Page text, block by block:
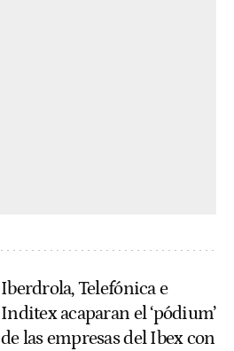
Iberdrola, Telefónica e
Inditex acaparan el ‘pódium’
de las empresas del Ibex con